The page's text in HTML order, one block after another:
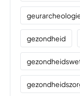
gezondheid